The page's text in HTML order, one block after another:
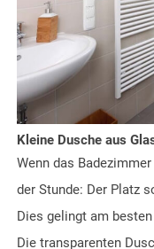
Kleine Dusche aus
Wenn das
der Stunde: Der Platz
Dies gelingt am
Die transparenten